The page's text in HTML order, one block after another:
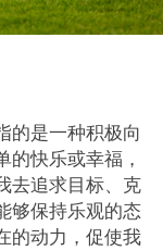
的是一种积极向
快乐或幸福，
去追求目标、克
够保持乐观的态
的动力，促使我